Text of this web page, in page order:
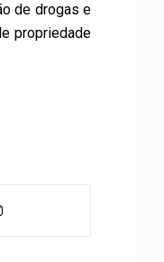
de drogas e
propriedade